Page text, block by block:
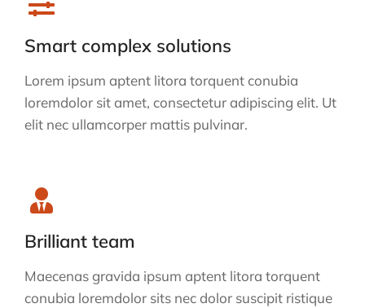
Smart complex solutions
Lorem ipsum aptent litora torquent conubia
loremdolor sit amet, consectetur adipiscing elit. Ut
elit nec ullamcorper mattis pulvinar.
Brilliant team
Maecenas gravida ipsum aptent litora torquent
conubia loremdolor sits nec dolor suscipit ristique